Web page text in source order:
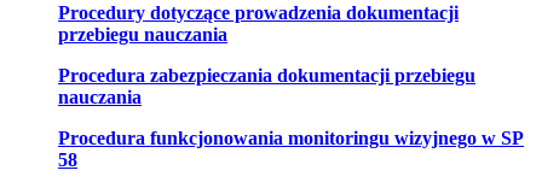
Procedury dotyczące prowadzenia dokumentacji
przebiegu nauczania
Procedura zabezpieczania dokumentacji przebiegu
nauczania
Procedura funkcjonowania monitoringu wizyjnego w SP
58